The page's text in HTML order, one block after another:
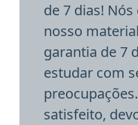
de 7 dias!
nosso
garantia de 7
estudar com
satisfeito,